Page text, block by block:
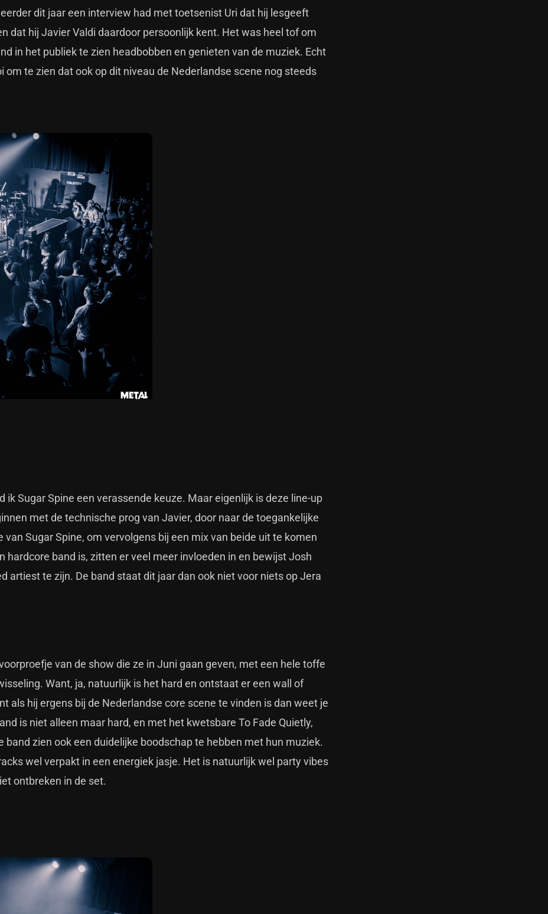
dit jaar een interview had met toetsenist Uri dat hij lesgeeft
dat hij Javier Valdi daardoor persoonlijk kent. Het was heel tof om
in het publiek te zien headbobben en genieten van de muziek. Echt
te zien dat ook op dit niveau de Nederlandse scene nog steeds
ik Sugar Spine een verassende keuze. Maar eigenlijk is deze line-up
met de technische prog van Javier, door naar de toegankelijke
Sugar Spine, om vervolgens bij een mix van beide uit te komen
hardcore band is, zitten er veel meer invloeden in en bewijst Josh
artiest te zijn. De band staat dit jaar dan ook niet voor niets op Jera
van de show die ze in Juni gaan geven, met een hele toffe
Want, ja, natuurlijk is het hard en ontstaat er een wall of
als hij ergens bij de Nederlandse core scene te vinden is dan weet je
is niet alleen maar hard, en met het kwetsbare To Fade Quietly,
zien ook een duidelijke boodschap te hebben met hun muziek.
wel verpakt in een energiek jasje. Het is natuurlijk wel party vibes
ontbreken in de set.